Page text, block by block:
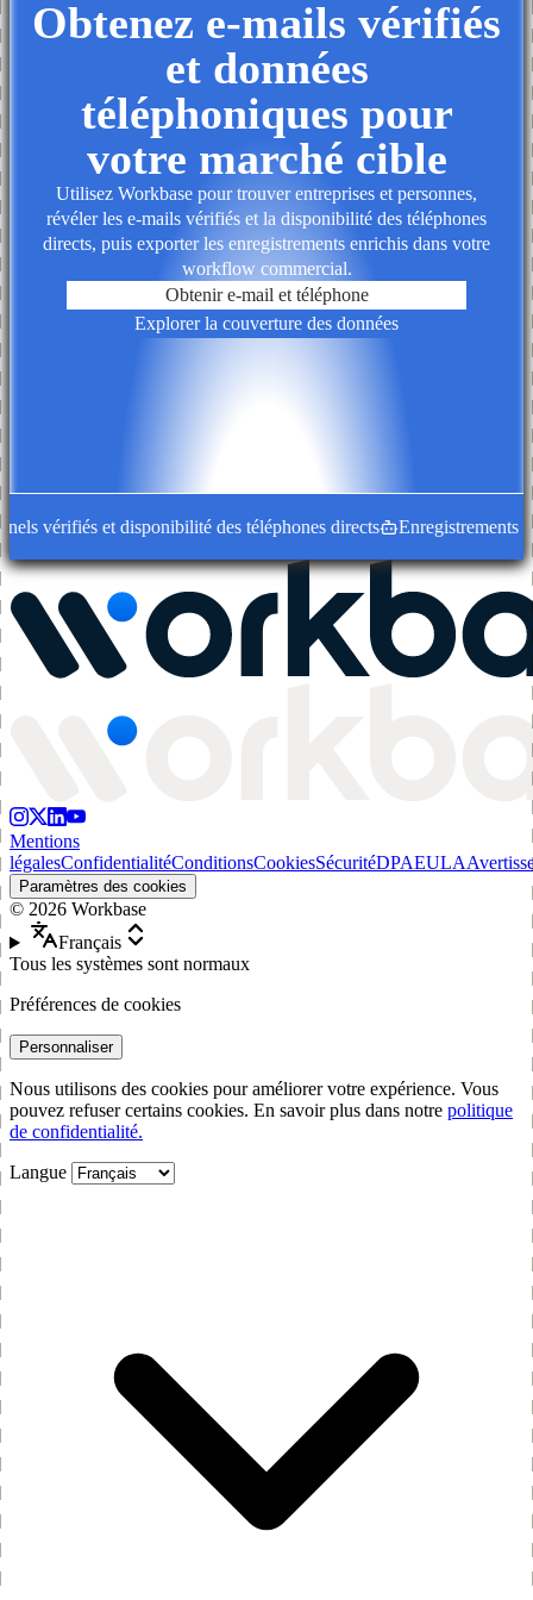
Obtenez e-mails vérifiés
et données
téléphoniques pour
votre marché cible
Utilisez Workbase pour trouver entreprises et personnes,
révéler les e-mails vérifiés et la disponibilité des téléphones
directs, puis exporter les enregistrements enrichis dans votre
workflow commercial.
Obtenir e-mail et téléphone
Explorer la couverture des données
vérifiés et disponibilité des téléphones directs Enregistrements
Mentions
légalesConfidentialitéConditionsCookiesSécuritéDPAEULA
Paramètres des cookies
© 2026 Workbase
Français
Tous les systèmes sont normaux
Préférences de cookies
Personnaliser
Nous utilisons des cookies pour améliorer votre expérience. Vous
pouvez refuser certains cookies. En savoir plus dans notre politique
de confidentialité.
Langue